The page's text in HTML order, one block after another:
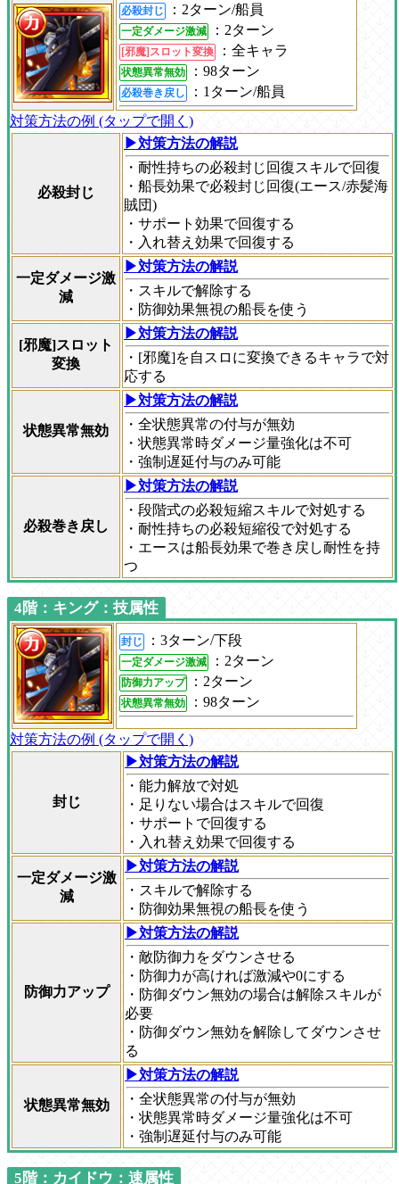
必殺封じ ：2ターン/船員
一定ダメージ激減 ：2ターン
[邪魔]スロット変換 ：全キャラ
状態異常無効 ：98ターン
必殺巻き戻し
：1ターン/船員
対策方法の例 (タップで開く)
必殺封じ
▶対策方法の解説
・耐性持ちの必殺封じ回復スキルで回復
・船長効果で必殺封じ回復(エース/赤髪海
賊団)
・サポート効果で回復する
・入れ替え効果で回復する
一定ダメージ激
減
▶対策方法の解説
・スキルで解除する
・防御効果無視の船長を使う
[邪魔]スロット
変換
▶対策方法の解説
・[邪魔]を自スロに変換できるキャラで対
応する
状態異常無効
▶対策方法の解説
・全状態異常の付与が無効
・状態異常時ダメージ量強化は不可
・強制遅延付与のみ可能
必殺巻き戻し
▶対策方法の解説
・段階式の必殺短縮スキルで対処する
・耐性持ちの必殺短縮役で対処する
・エースは船長効果で巻き戻し耐性を持
つ
4階：キング：技属性
封じ ：3ターン/下段
一定ダメージ激減 ：2ターン
防御力アップ ：2ターン
状態異常無効 ：98ターン
対策方法の例 (タップで開く)
封じ
▶対策方法の解説
・能力解放で対処
・足りない場合はスキルで回復
・サポートで回復する
・入れ替え効果で回復する
一定ダメージ激
減
▶対策方法の解説
・スキルで解除する
・防御効果無視の船長を使う
防御力アップ
▶対策方法の解説
・敵防御力をダウンさせる
・防御力が高ければ激減や0にする
・防御ダウン無効の場合は解除スキルが
必要
・防御ダウン無効を解除してダウンさせ
る
状態異常無効
▶対策方法の解説
・全状態異常の付与が無効
・状態異常時ダメージ量強化は不可
・強制遅延付与のみ可能
5階：カイドウ：速属性